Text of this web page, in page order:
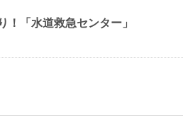
！「水道救急センター」